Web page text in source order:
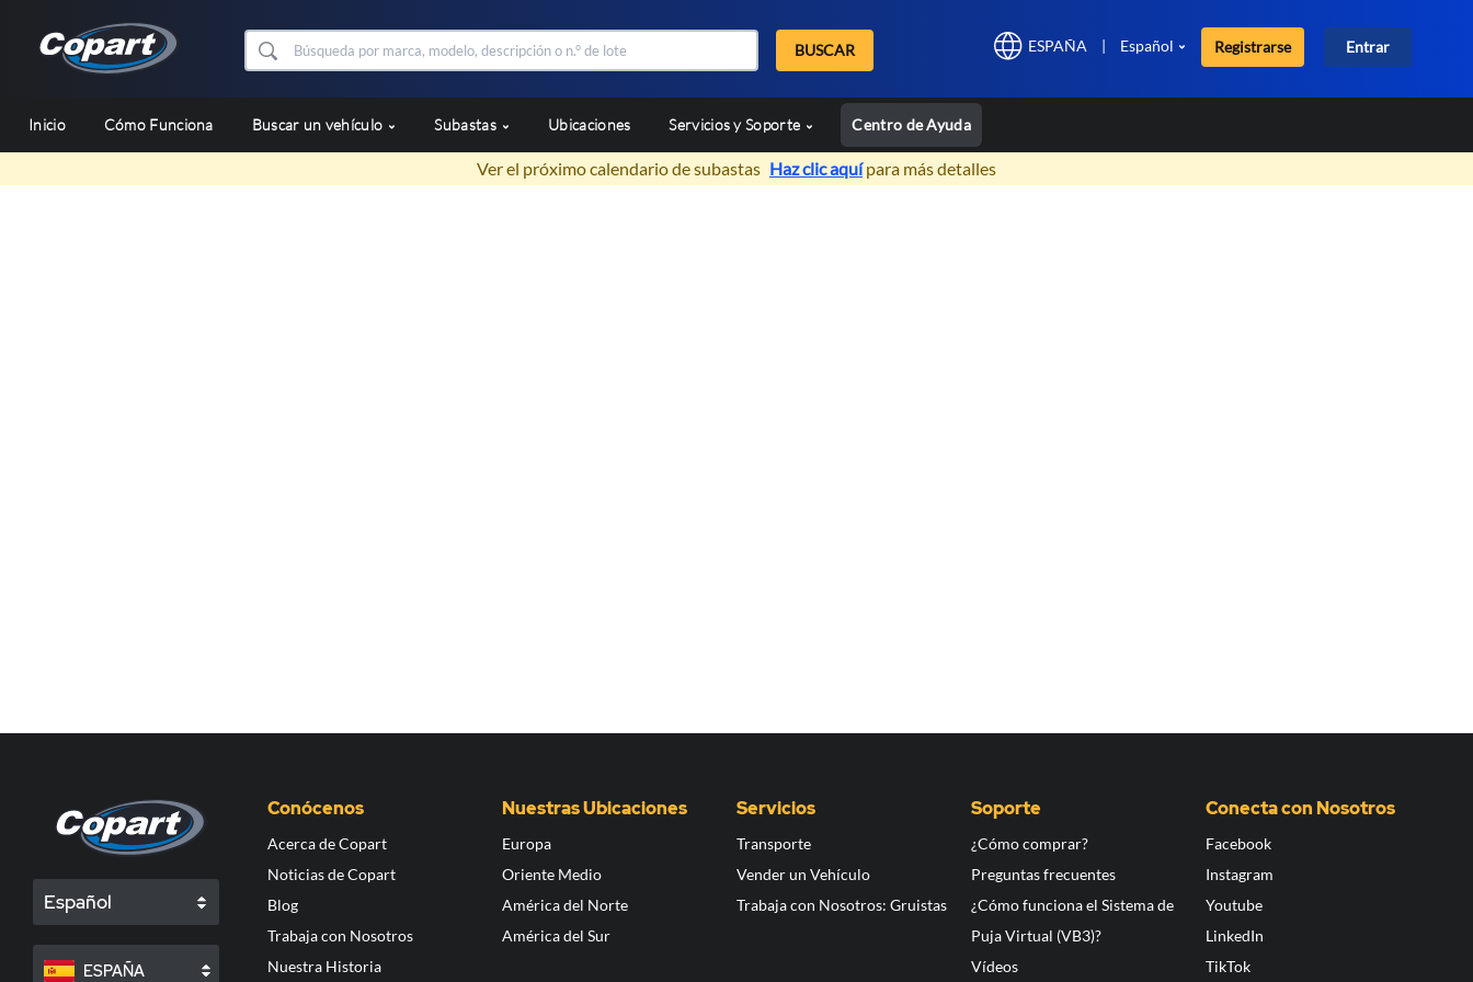
BUSCAR ESPAÑA | Español Registrarse Entrar
Inicio Cómo Funciona Buscar un vehículo Subastas Ubicaciones Servicios y Soporte Centro de Ayuda
Ver el próximo calendario de subastas Haz clic aquípara más detalles
Español
ESPAÑA
Conócenos
Acerca de Copart
Noticias de Copart
Blog
Trabaja con Nosotros
Nuestra Historia
Nuestras Ubicaciones
Europa
Oriente Medio
América del Norte
América del Sur
Servicios
Transporte
Vender un Vehículo
Trabaja con Nosotros: Gruistas
Soporte
¿Cómo comprar?
Preguntas frecuentes
¿Cómo funciona el Sistema de
Puja Virtual (VB3)?
Vídeos
Conecta con Nosotros
Facebook
Instagram
Youtube
LinkedIn
TikTok